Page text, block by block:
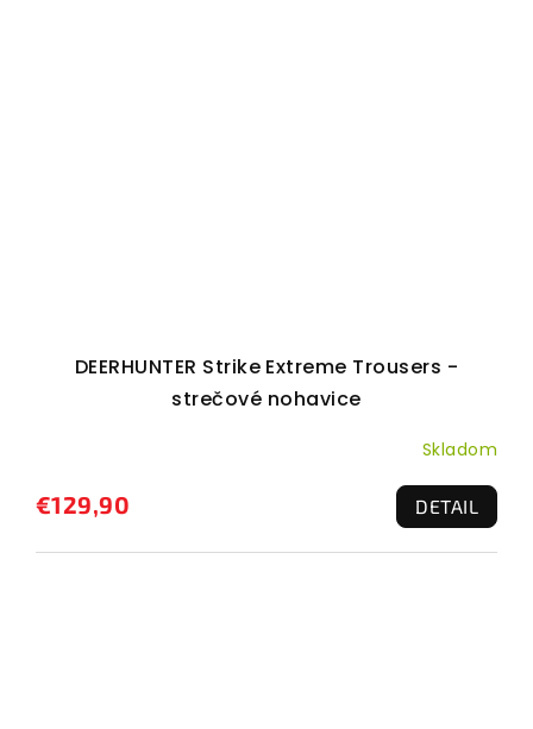
DEERHUNTER Strike Extreme Trousers -
strečové nohavice
Skladom
€129,90 DETAIL